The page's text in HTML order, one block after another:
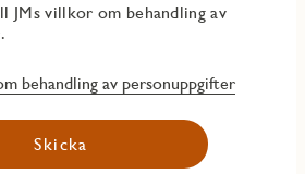
JMs villkor om behandling av
behandling av personuppgifter
Skicka